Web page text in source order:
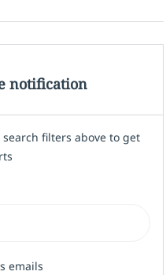
notification
search filters above to get
emails